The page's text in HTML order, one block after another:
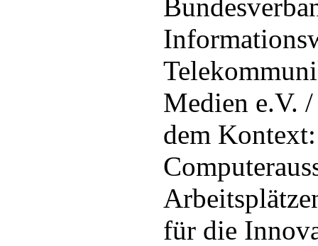
Medien e.V.
dem
für die